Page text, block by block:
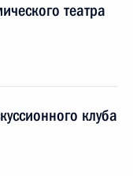
театра
клуба